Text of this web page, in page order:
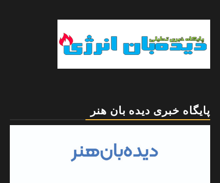
پایگاه خبری دیده بان هنر